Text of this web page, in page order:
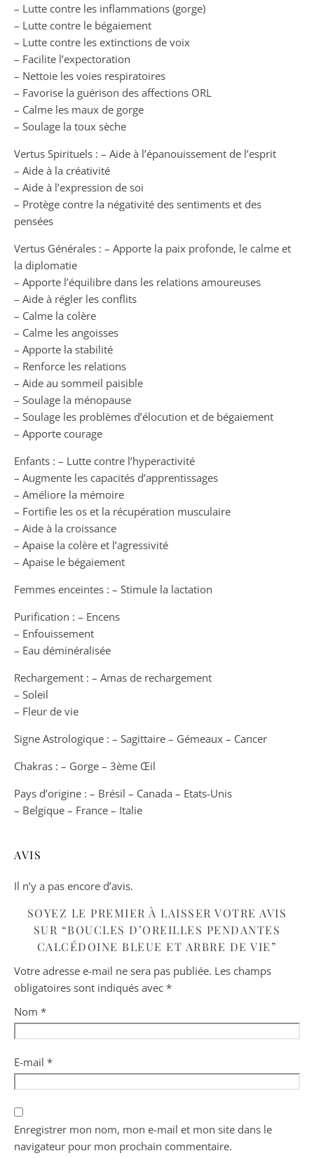
– Lutte contre les inflammations (gorge)
– Lutte contre le bégaiement
– Lutte contre les extinctions de voix
– Facilite l’expectoration
– Nettoie les voies respiratoires
– Favorise la guérison des affections ORL
– Calme les maux de gorge
– Soulage la toux sèche
Vertus Spirituels : – Aide à l’épanouissement de l’esprit
– Aide à la créativité
– Aide à l’expression de soi
– Protège contre la négativité des sentiments et des
pensées
Vertus Générales : – Apporte la paix profonde, le calme et
la diplomatie
– Apporte l’équilibre dans les relations amoureuses
– Aide à régler les conflits
– Calme la colère
– Calme les angoisses
– Apporte la stabilité
– Renforce les relations
– Aide au sommeil paisible
– Soulage la ménopause
– Soulage les problèmes d’élocution et de bégaiement
– Apporte courage
Enfants : – Lutte contre l’hyperactivité
– Augmente les capacités d’apprentissages
– Améliore la mémoire
– Fortifie les os et la récupération musculaire
– Aide à la croissance
– Apaise la colère et l’agressivité
– Apaise le bégaiement
Femmes enceintes : – Stimule la lactation
Purification : – Encens
– Enfouissement
– Eau déminéralisée
Rechargement : – Amas de rechargement
– Soleil
– Fleur de vie
Signe Astrologique : – Sagittaire – Gémeaux – Cancer
Chakras : – Gorge – 3ème Œil
Pays d’origine : – Brésil – Canada – Etats-Unis
– Belgique – France – Italie
AVIS
Il n’y a pas encore d’avis.
SOYEZ LE PREMIER À LAISSER VOTRE AVIS
SUR “BOUCLES D’OREILLES PENDANTES
CALCÉDOINE BLEUE ET ARBRE DE VIE”
Votre adresse e-mail ne sera pas publiée. Les champs
obligatoires sont indiqués avec *
Nom *
E-mail *
Enregistrer mon nom, mon e-mail et mon site dans le
navigateur pour mon prochain commentaire.